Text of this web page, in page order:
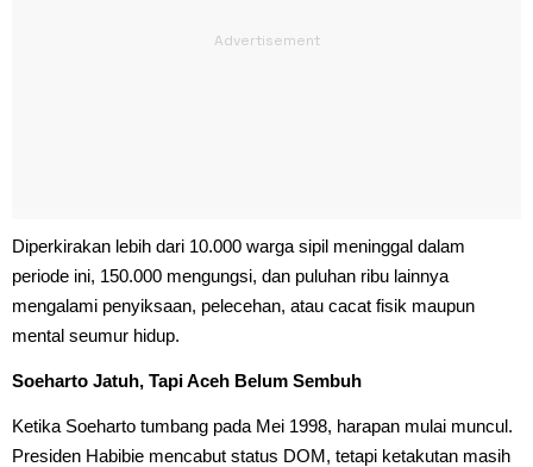
Diperkirakan lebih dari 10.000 warga sipil meninggal dalam
periode ini, 150.000 mengungsi, dan puluhan ribu lainnya
mengalami penyiksaan, pelecehan, atau cacat fisik maupun
mental seumur hidup.
Soeharto Jatuh, Tapi Aceh Belum Sembuh
Ketika Soeharto tumbang pada Mei 1998, harapan mulai muncul.
Presiden Habibie mencabut status DOM, tetapi ketakutan masih